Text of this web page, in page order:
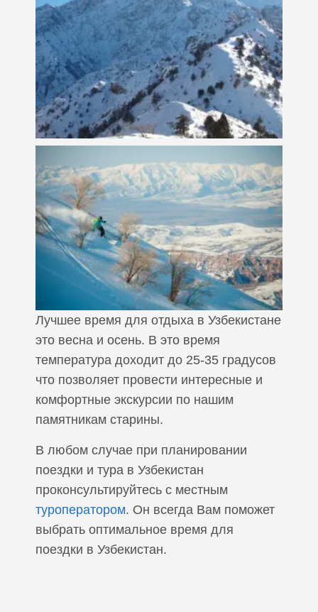
Лучшее время для отдыха в Узбекистане
это весна и осень. В это время
температура доходит до 25-35 градусов
что позволяет провести интересные и
комфортные экскурсии по нашим
памятникам старины.
В любом случае при планировании
поездки и тура в Узбекистан
проконсультируйтесь с местным
туроператором. Он всегда Вам поможет
выбрать оптимальное время для
поездки в Узбекистан.